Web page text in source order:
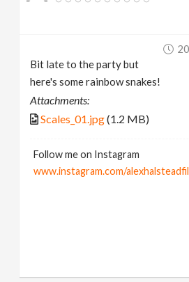
Bit late to the party but
here's some rainbow snakes!
Attachments:
Scales_01.jpg(1.2 MB)
Follow me on Instagram
www.instagram.com/